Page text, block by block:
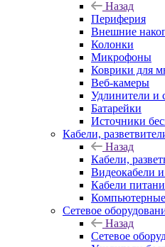
Назад
Периферия
Внешние
Колонки
Микрофоны
Коврики для
Веб-камеры
Удлинители и
Батарейки
Источники
Кабели,
Назад
Кабели,
Видеокабели
Кабели
Сетевое
Назад
Сетевое